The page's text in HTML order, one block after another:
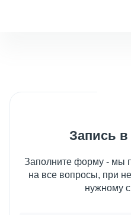
Запись в
Заполните форму - мы
на все вопросы, при
нужному